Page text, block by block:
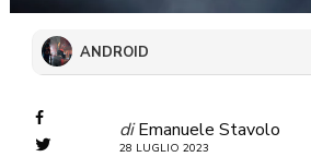
ANDROID
di Emanuele Stavolo
28 LUGLIO 2023